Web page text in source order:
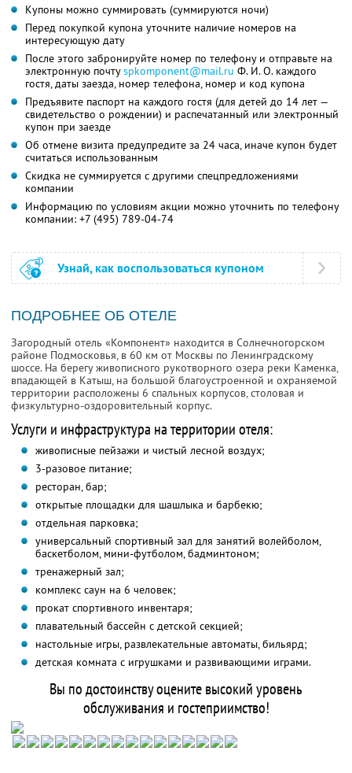
Купоны можно суммировать (суммируются ночи)
Перед покупкой купона уточните наличие номеров на
интересующую дату
После этого забронируйте номер по телефону и отправьте на
электронную почтуspkomponent@mail.ru Ф. И. О.каждого
гостя, даты заезда, номер телефона, номер и код купона
Предъявите паспорт на каждого гостя (для детей до 14 лет —
свидетельство о рождении) и распечатанный или электронный
купон при заезде
Об отмене визита предупредите за 24 часа, иначе купон будет
считаться использованным
Скидка не суммируется с другими спецпредложениями
компании
Информацию по условиям акции можно уточнить по телефону
компании: +7 (495) 789-04-74
Узнай, как воспользоваться купоном
ПОДРОБНЕЕ ОБ ОТЕЛЕ
Загородный отель «Компонент» находится в Солнечногорском
районе Подмосковья, в 60 км от Москвы по Ленинградскому
шоссе. На берегу живописного рукотворного озера реки Каменка,
впадающей в Катыш, на большой благоустроенной и охраняемой
территории расположены 6 спальных корпусов, столовая и
физкультурно-оздоровительный корпус.
Услуги и инфраструктура на территории отеля:
живописные пейзажи и чистый лесной воздух;
3-разовое питание;
ресторан, бар;
открытые площадки для шашлыка и барбекю;
отдельная парковка;
универсальный спортивный зал для занятий волейболом,
баскетболом, мини-футболом, бадминтоном;
тренажерный зал;
комплекс саун на 6 человек;
прокат спортивного инвентаря;
плавательный бассейн с детской секцией;
настольные игры, развлекательные автоматы, бильярд;
детская комната с игрушками и развивающими играми.
Вы по достоинству оцените высокий уровень
обслуживания и гостеприимство!